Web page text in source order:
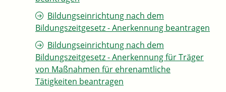
Bildungseinrichtung nach dem
Bildungszeitgesetz - Anerkennung beantragen
Bildungseinrichtung nach dem
Bildungszeitgesetz - Anerkennung für Träger
von Maßnahmen für ehrenamtliche
Tätigkeiten beantragen